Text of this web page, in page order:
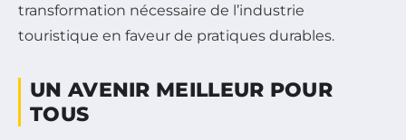
transformation nécessaire de l’industrie
touristique en faveur de pratiques durables.
UN AVENIR MEILLEUR POUR
TOUS